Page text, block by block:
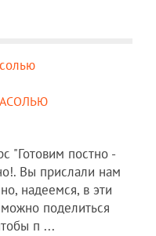
"Готовим постно -
Вы прислали нам
надеемся, в эти
поделиться
п ...